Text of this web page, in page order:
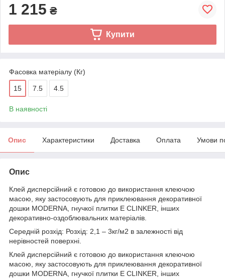
1 215 ₴
Купити
Фасовка матеріалу (Кг)
15 7.5 4.5
В наявності
Опис Характеристики Доставка Оплата Умови
Опис
Клей дисперсійний є готовою до використання клеючою
масою, яку застосовують для приклеювання декоративної
дошки MODERNA, гнучкої плитки E CLINKER, інших
декоративно-оздоблювальних матеріалів.
Середній розхід: Розхід: 2,1 – 3кг/м2 в залежності від
нерівностей поверхні.
Клей дисперсійний є готовою до використання клеючою
масою, яку застосовують для приклеювання декоративної
дошки MODERNA, гнучкої плитки E CLINKER, інших